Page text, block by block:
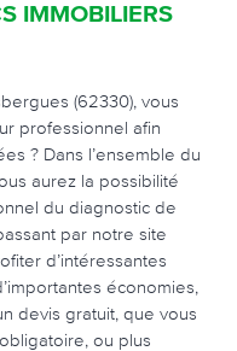
IMMOBILIERS
(62330), vous
professionnel afin
? Dans l’ensemble du
aurez la possibilité
du diagnostic de
par notre site
d’intéressantes
économies,
devis gratuit, que vous
ou plus